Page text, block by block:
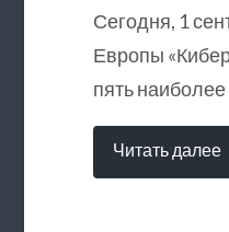
Сегодня, 1
Европы
пять
Читать далее